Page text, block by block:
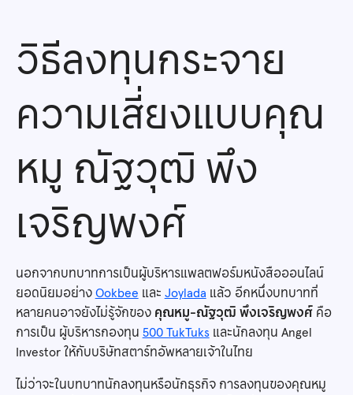
วิธีลงทุนกระจาย
ความเสี่ยงแบบคุณ
หมู ณัฐวุฒิ พึง
เจริญพงศ์
นอกจากบทบาทการเป็นผู้บริหารแพลตฟอร์มหนังสือออนไลน์
ยอดนิยมอย่าง Ookbee และ Joylada แล้ว อีกหนึ่งบทบาทที่
หลายคนอาจยังไม่รู้จักของ คุณหมู-ณัฐวุฒิ พึงเจริญพงศ์คือ
การเป็น ผู้บริหารกองทุน 500 TukTuksและนักลงทุน Angel
Investor ให้กับบริษัทสตาร์ทอัพหลายเจ้าในไทย
ไม่ว่าจะในบทบาทนักลงทุนหรือนักธุรกิจ การลงทุนของคุณหมู